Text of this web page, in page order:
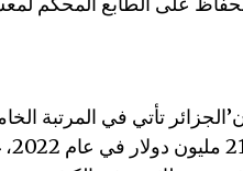
تأتي في المرتبة